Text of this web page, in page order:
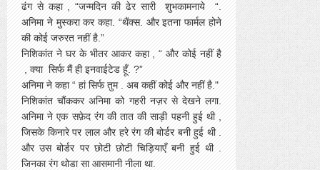
ढंग से कहा , “जन्मदिन की ढेर सारी शुभकामनाये “.
अनिमा ने मुस्करा कर कहा. “थैंक्स. और इतना फार्मल होने
की कोई जरुरत नहीं है.”
निशिकांत ने घर के भीतर आकर कहा , “ और कोई नहीं है
, क्या सिर्फ मैं ही इनवाईटेड हूँ. ?”
अनिमा ने कहा “ हां सिर्फ तुम . अब कहीं कोई और नहीं है."
निशिकांत चौंककर अनिमा को गहरी नज़र से देखने लगा.
अनिमा ने एक सफ़ेद रंग की तात की साड़ी पहनी हुई थी ,
जिसके किनारे पर लाल और हरे रंग की बोर्डर बनी हुई थी .
और उस बोर्डर पर छोटी छोटी चिड़ियाएँ बनी हुई थी .
जिनका रंग थोडा सा आसमानी नीला था.